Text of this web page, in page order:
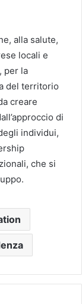
alla salute,
locali e
per la
del territorio
creare
di
individui,
che si